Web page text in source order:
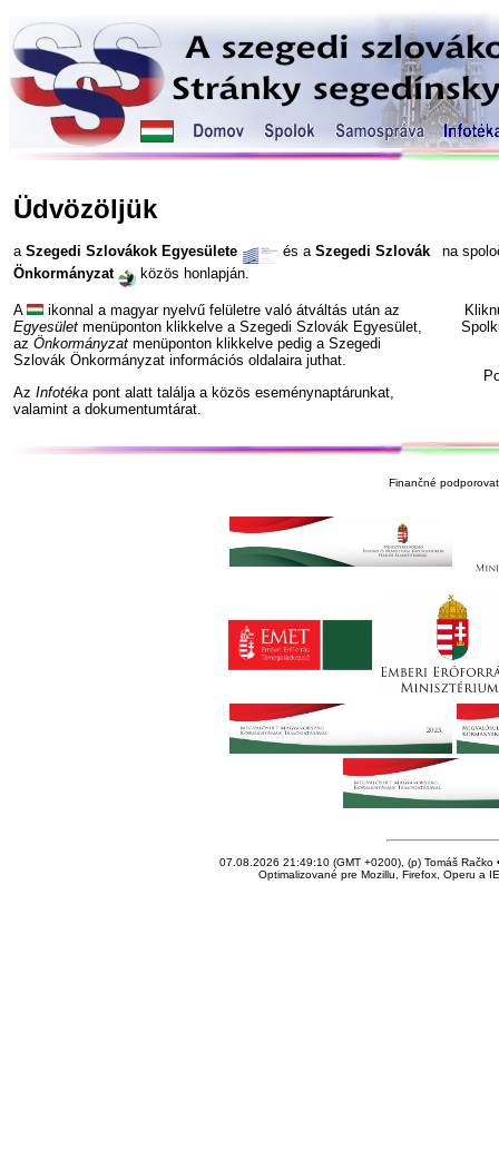
Üdvözöljük
a Szegedi Szlovákok Egyesülete és a Szegedi Szlovák
Önkormányzat
közös honlapján.
A
ikonnal a magyar nyelvű felületre való átváltás után az
Egyesület menüponton klikkelve a Szegedi Szlovák Egyesület,
az Önkormányzat menüponton klikkelve pedig a Szegedi
Szlovák Önkormányzat információs oldalaira juthat.
Az Infotéka pont alatt találja a közös eseménynaptárunkat,
valamint a dokumentumtárat.
na
Finančné
07.08.2026 21:49:10 (GMT +0200), (p) Tomáš Račko
Optimalizované pre Mozillu, Firefox, Operu a